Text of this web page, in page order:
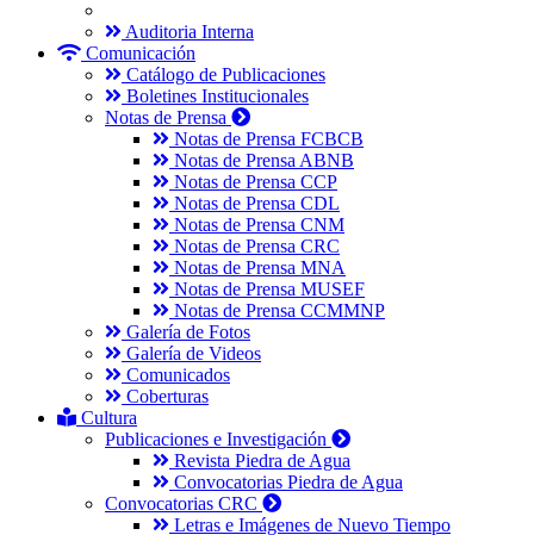
Auditoria Interna
Comunicación
Catálogo de Publicaciones
Boletines Institucionales
Notas de Prensa
Notas de Prensa FCBCB
Notas de Prensa ABNB
Notas de Prensa CCP
Notas de Prensa CDL
Notas de Prensa CNM
Notas de Prensa CRC
Notas de Prensa MNA
Notas de Prensa MUSEF
Notas de Prensa CCMMNP
Galería de Fotos
Galería de Videos
Comunicados
Coberturas
Cultura
Publicaciones e Investigación
Revista Piedra de Agua
Convocatorias Piedra de Agua
Convocatorias CRC
Letras e Imágenes de Nuevo Tiempo